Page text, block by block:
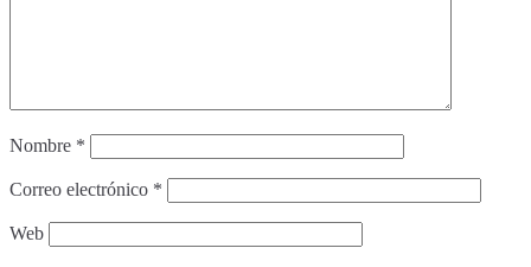
Nombre *
Correo electrónico *
Web